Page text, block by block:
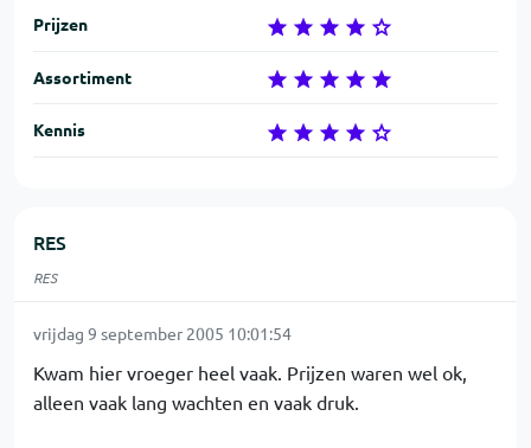
Prijzen
Assortiment
Kennis
RES
RES
vrijdag 9 september 2005 10:01:54
Kwam hier vroeger heel vaak. Prijzen waren wel ok,
alleen vaak lang wachten en vaak druk.